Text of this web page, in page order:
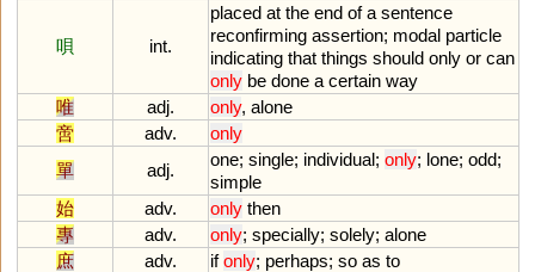
唄 int.
placed at the end of a sentence
reconfirming assertion; modal particle
indicating that things should only or can
only be done a certain way
唯
adj. only, alone
啻
adv.
only
單
adj.
one; single; individual; only; lone; odd;
simple
始
adv. only then
專
adv. only; specially; solely; alone
庶
adv. if only; perhaps; so as to